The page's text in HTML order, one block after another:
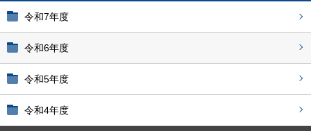
令和7年度
令和6年度
令和5年度
令和4年度